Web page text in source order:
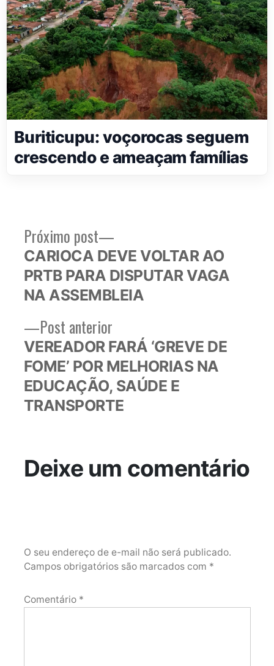
Buriticupu: voçorocas seguem
crescendo e ameaçam famílias
Navegação
de
Post
Post anteriorPost
anterior:
VEREADOR FARÁ ‘GREVE DE
FOME’ POR MELHORIAS NA
EDUCAÇÃO, SAÚDE E
TRANSPORTE
Próximo post
Próximo
post:
CARIOCA DEVE VOLTAR AO
PRTB PARA DISPUTAR VAGA
NA ASSEMBLEIA
Deixe um comentário
O seu endereço de e-mail não será publicado.
Campos obrigatórios são marcados com *
Comentário *